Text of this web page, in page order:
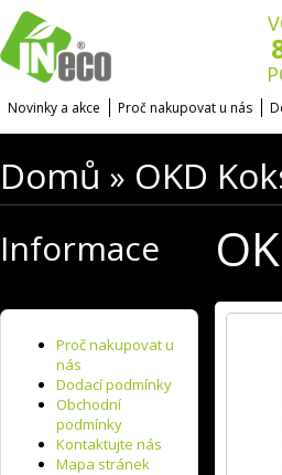
Novinky a akce Proč nakupovat u nás
Domů » OKD
Informace
Proč nakupovat u
nás
Dodací podmínky
Obchodní
podmínky
Kontaktujte nás
Mapa stránek